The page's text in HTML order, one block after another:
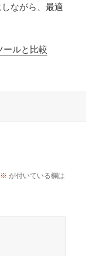
ながら、最適
ールと比較
※ が付いている欄は